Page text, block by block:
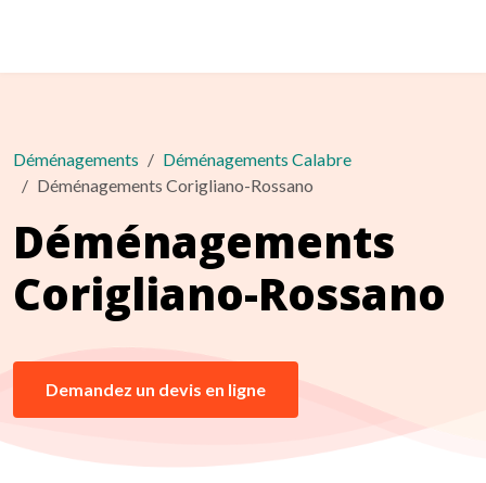
Déménagements
Déménagements Calabre
Déménagements Corigliano-Rossano
Déménagements
Corigliano-Rossano
Demandez un devis en ligne